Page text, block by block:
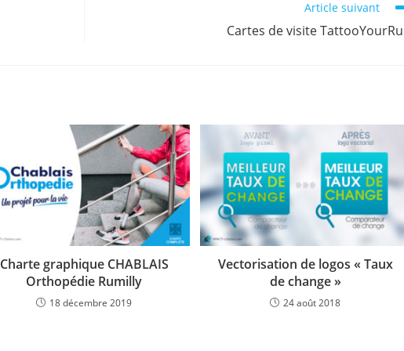
Article suivant
Cartes de visite
Charte graphique CHABLAIS
Orthopédie Rumilly
18 décembre 2019
Vectorisation de logos « Taux
de change »
24 août 2018